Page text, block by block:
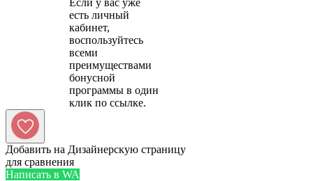
есть личный
кабинет,
воспользуйтесь
всеми
преимуществами
бонусной
программы в один
Добавить на Дизайнерскую страницу
для сравнения
Написать в WA